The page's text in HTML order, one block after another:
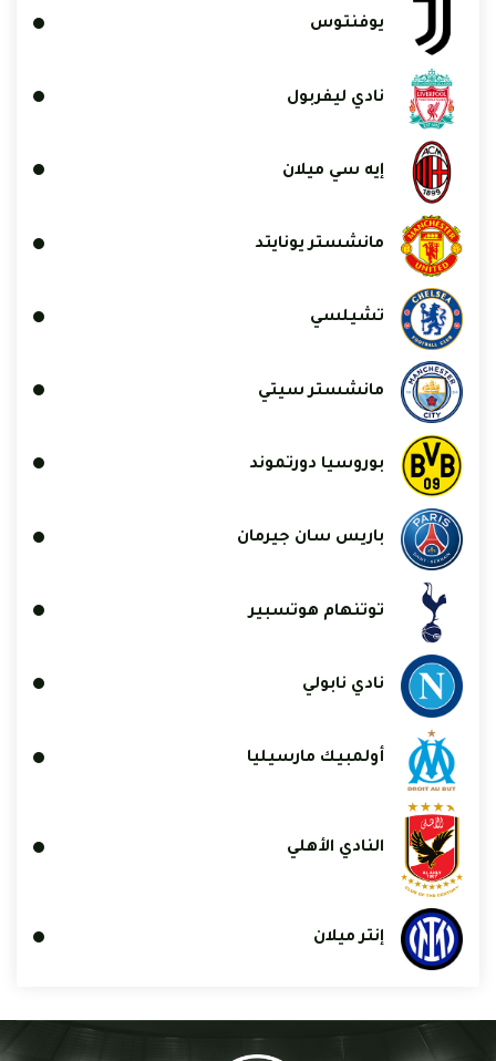
يوفنتوس
نادي ليفربول
إيه سي ميلان
مانشستر يونايتد
تشيلسي
مانشستر سيتي
بوروسيا دورتموند
باريس سان جيرمان
توتنهام هوتسبير
نادي نابولي
أولمبيك مارسيليا
النادي الأهلي
إنتر ميلان